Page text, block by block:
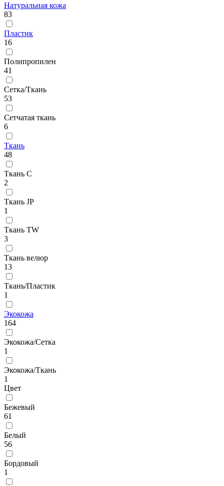
Натуральная кожа
83
Пластик
16
Полипропилен
41
Сетка/Ткань
53
Сетчатая ткань
6
Ткань
48
Ткань C
2
Ткань JP
1
Ткань TW
3
Ткань велюр
13
Ткань/Пластик
1
Экокожа
164
Экокожа/Сетка
1
Экокожа/Ткань
1
Цвет
Бежевый
61
Белый
56
Бордовый
1